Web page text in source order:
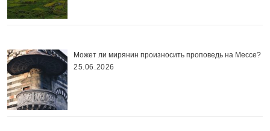
Может ли мирянин произносить проповедь на Мессе?
25.06.2026